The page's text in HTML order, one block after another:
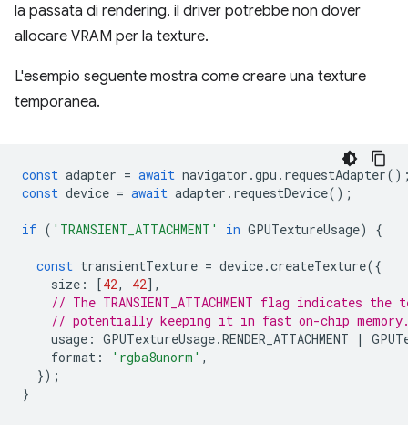
la passata di rendering, il driver potrebbe non dover
allocare VRAM per la texture.
L'esempio seguente mostra come creare una texture
temporanea.
const adapter = await navigator .gpu . requestAdapter
const device = await adapter . requestDevice();
if ( 'TRANSIENT_ATTACHMENT' in GPUTextureUsage) {
const transientTexture = device.createTexture({
size : [42, 42],
// The TRANSIENT_ATTACHMENT flag indicates
// potentially keeping it in fast on-chip
usage : GPUTextureUsage.RENDER_ATTACHMENT |
format : 'rgba8unorm' ,
});
}